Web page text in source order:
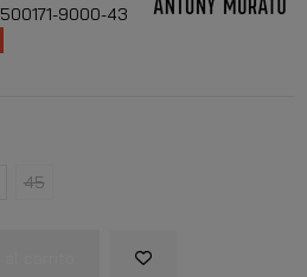
9000-43
45